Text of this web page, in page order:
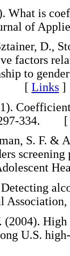
What is
of
D.,
factors
to
[ Links ]
297-334.
S. F. &
U.S.